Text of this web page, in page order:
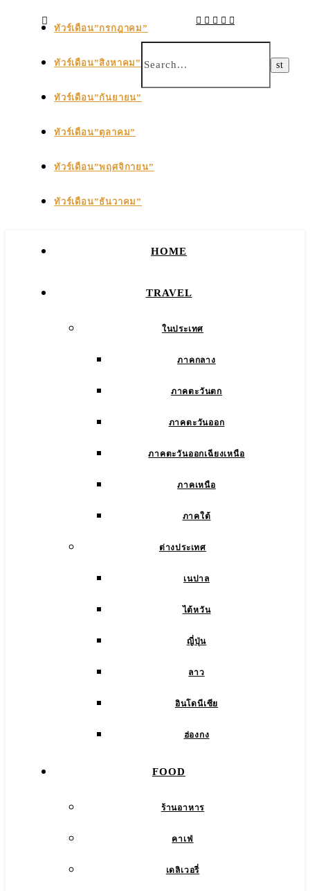
ทัวร์เดือน”กรกฎาคม”
ทัวร์เดือน”สิงหาคม”
ทัวร์เดือน”กันยายน”
ทัวร์เดือน”ตุลาคม”
ทัวร์เดือน”พฤศจิกายน”
ทัวร์เดือน”ธันวาคม”
HOME
TRAVEL
ในประเทศ
ภาคกลาง
ภาคตะวันตก
ภาคตะวันออก
ภาคตะวันออกเฉียงเหนือ
ภาคเหนือ
ภาคใต้
ต่างประเทศ
เนปาล
ไต้หวัน
ญี่ปุ่น
ลาว
อินโดนีเซีย
ฮ่องกง
FOOD
ร้านอาหาร
คาเฟ่
เดลิเวอรี่